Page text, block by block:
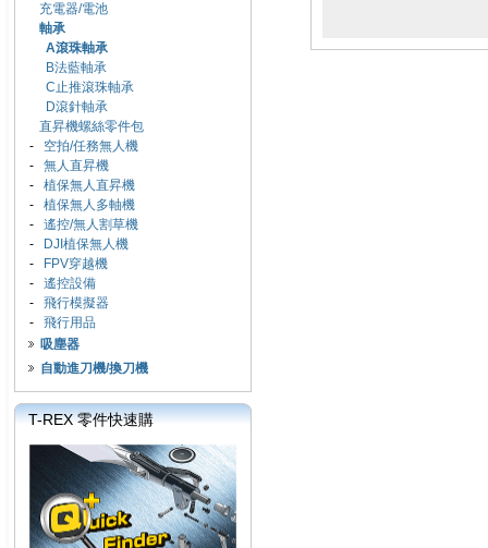
充電器/電池
軸承
A滾珠軸承
B法藍軸承
C止推滾珠軸承
D滾針軸承
直昇機螺絲零件包
- 空拍/任務無人機
- 無人直昇機
- 植保無人直昇機
- 植保無人多軸機
- 遙控/無人割草機
-
DJI植保無人機
-
FPV穿越機
- 遙控設備
- 飛行模擬器
- 飛行用品
吸塵器
自動進刀機/換刀機
T-REX 零件快速購